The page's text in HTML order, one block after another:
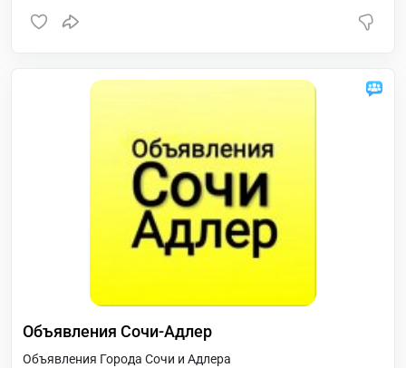
одежды ? и электроники ? до редких антикварных находок
?️. Присоединяйтесь к нам, чтобы делать выгодные покупки
Объявления Сочи-Адлер
Объявления Города Сочи и Адлера